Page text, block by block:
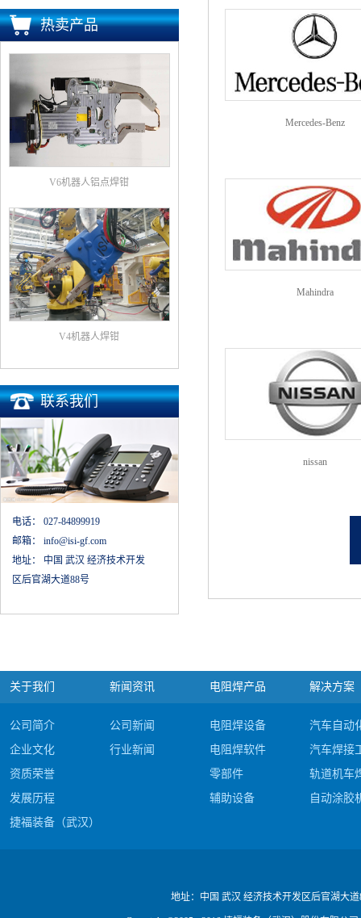
热卖产品
V6机器人铝点焊钳
V4机器人焊钳
联系我们
电话： 027-84899919
邮箱： info@isi-gf.com
地址： 中国 武汉 经济技术开发
区后官湖大道88号
Mercedes-Benz
Mahindra
nissan
关于我们
公司简介
企业文化
资质荣誉
发展历程
捷福装备（武汉）股份有限公司电阻焊产品#c
新闻资讯
公司新闻
行业新闻
电阻焊产品
电阻焊设备
电阻焊软件
零部件
辅助设备
解决方案
汽车自动
汽车焊接
轨道机车
自动涂胶
地址： 中国 武汉 经济技术开发区后官湖大